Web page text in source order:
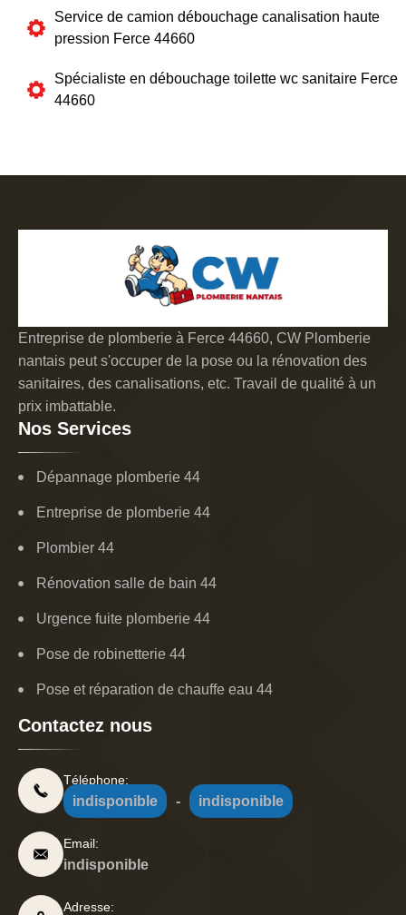
Service de camion débouchage canalisation haute
pression Ferce 44660
Spécialiste en débouchage toilette wc sanitaire Ferce
44660
Entreprise de plomberie à Ferce 44660, CW Plomberie
nantais peut s'occuper de la pose ou la rénovation des
sanitaires, des canalisations, etc. Travail de qualité à un
prix imbattable.
Nos Services
Dépannage plomberie 44
Entreprise de plomberie 44
Plombier 44
Rénovation salle de bain 44
Urgence fuite plomberie 44
Pose de robinetterie 44
Pose et réparation de chauffe eau 44
Contactez nous
Téléphone:
indisponible - indisponible
Email:
indisponible
Adresse: